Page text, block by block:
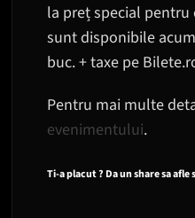
la preț special pentru
sunt disponibile
buc. + taxe pe
Pentru mai multe
evenimentului.
Ti-a placut ? Da un share sa